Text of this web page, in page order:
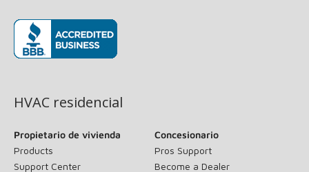
HVAC residencial
Propietario de vivienda
Products
Support Center
Concesionario
Pros Support
Become a Dealer